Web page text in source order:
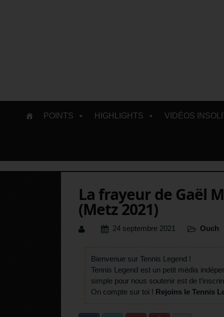
POINTS HIGHLIGHTS VIDÉOS
La frayeur de Gaël
(Metz 2021)
24 septembre 2021 Ouch
Bienvenue sur Tennis Legend !
Tennis Legend est un petit média
simple pour nous soutenir est de
On compte sur toi ! Rejoins le Tennis